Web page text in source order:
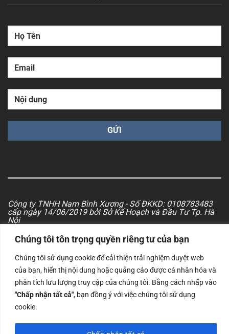
Chúng tôi tôn trọng quyền riêng tư của bạn
Chúng tôi sử dụng cookie để cải thiện trải nghiệm duyệt web
của bạn, hiển thị nội dung hoặc quảng cáo được cá nhân hóa và
phân tích lưu lượng truy cập của chúng tôi. Bằng cách nhấp vào
"Chấp nhận tất cả", bạn đồng ý với việc chúng tôi sử dụng
cookie.
Công ty TNHH Nam Bình Xương - Số ĐKKD: 0108783483
cấp ngày 14/06/2019 bởi Sở Kế Hoạch và Đầu Tư Tp. Hà
Nội
Copyrights @2023 Nam Binh Xuong. All Rights Reserved